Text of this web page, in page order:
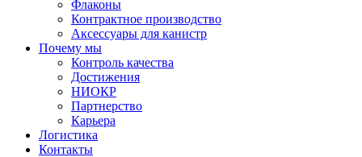
Флаконы
Контрактное производство
Аксессуары для канистр
Почему мы
Контроль качества
Достижения
НИОКР
Партнерство
Карьера
Логистика
Контакты